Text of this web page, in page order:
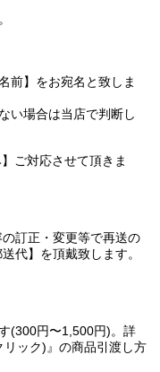
前】をお宛名と致しま
い場合は当店で判断し
ご対応させて頂きま
訂正・変更等で再送の
代】を頂戴致します。
(300円〜1,500円)。詳
ック)』の商品引渡し方